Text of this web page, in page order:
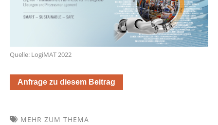
Quelle: LogiMAT 2022
Anfrage zu diesem Beitrag
MEHR ZUM THEMA